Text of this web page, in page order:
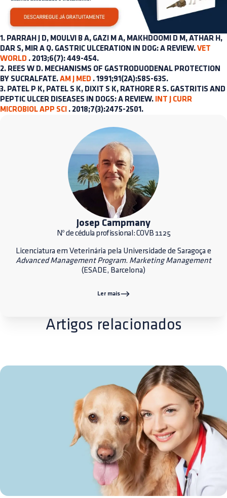
1. PARRAH J D, MOULVI B A, GAZI M A, MAKHDOOMI D M, ATHAR H,
DAR S, MIR A Q. GASTRIC ULCERATION IN DOG: A REVIEW.VET
WORLD . 2013;6(7): 449-454.
2. REES W D. MECHANISMS OF GASTRODUODENAL PROTECTION
BY SUCRALFATE.AM J MED . 1991;91(2A):58S-63S.
3. PATEL P K, PATEL S K, DIXIT S K, RATHORE R S. GASTRITIS AND
PEPTIC ULCER DISEASES IN DOGS: A REVIEW. INT J CURR
MICROBIOL APP SCI . 2018;7(3):2475-2501.
Josep Campmany
Nº de cédula profissional: COVB 1125
Licenciatura em Veterinária pela Universidade de Saragoça e
Advanced Management Program. Marketing Management
(ESADE, Barcelona)
Ler mais
Artigos relacionados